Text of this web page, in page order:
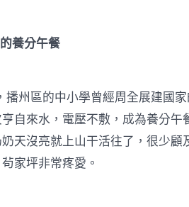
養分午餐
區的中小學曾經周全展建國家
自來水，電壓不敷，成為養分午
天沒亮就上山干活往了，很少
家坪非常疼愛。